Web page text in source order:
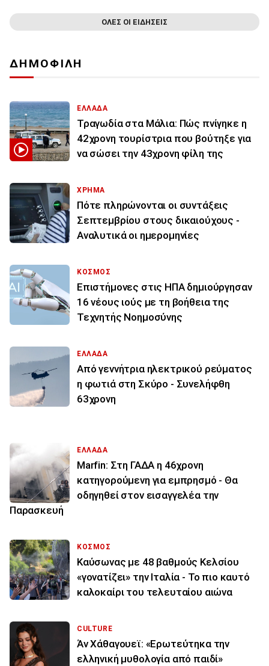
ΟΛΕΣ ΟΙ ΕΙΔΗΣΕΙΣ
ΔΗΜΟΦΙΛΗ
ΕΛΛΑΔΑ
Τραγωδία στα Μάλια: Πώς πνίγηκε η
42χρονη τουρίστρια που βούτηξε για
να σώσει την 43χρονη φίλη της
ΧΡΗΜΑ
Πότε πληρώνονται οι συντάξεις
Σεπτεμβρίου στους δικαιούχους -
Αναλυτικά οι ημερομηνίες
ΚΟΣΜΟΣ
Επιστήμονες στις ΗΠΑ δημιούργησαν
16 νέους ιούς με τη βοήθεια της
Τεχνητής Νοημοσύνης
ΕΛΛΑΔΑ
Από γεννήτρια ηλεκτρικού ρεύματος
η φωτιά στη Σκύρο - Συνελήφθη
63χρονη
ΕΛΛΑΔΑ
Marfin: Στη ΓΑΔΑ η 46χρονη
κατηγορούμενη για εμπρησμό - Θα
οδηγηθεί στον εισαγγελέα την
Παρασκευή
ΚΟΣΜΟΣ
Καύσωνας με 48 βαθμούς Κελσίου
«γονατίζει» την Ιταλία - Το πιο καυτό
καλοκαίρι του τελευταίου αιώνα
CULTURE
Άν Χάθαγουεϊ: «Ερωτεύτηκα την
ελληνική μυθολογία από παιδί»